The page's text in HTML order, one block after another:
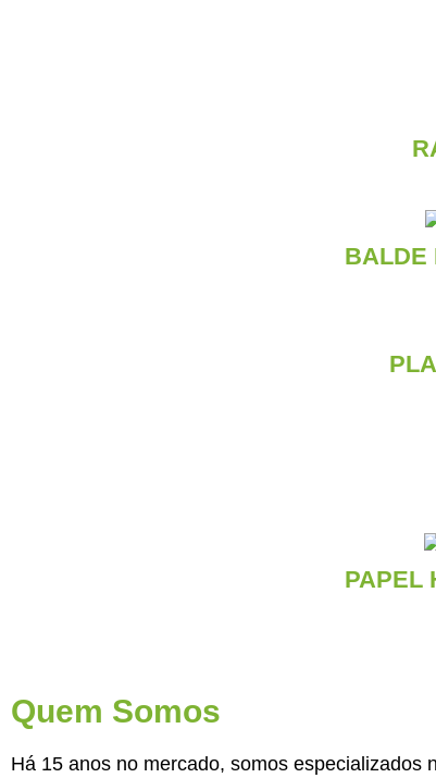
BALDE
PAPEL
Quem Somos
Há 15 anos no mercado, somos especializados